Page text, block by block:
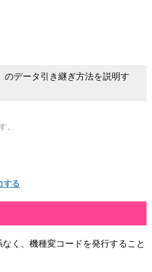
のデータ引き継ぎ方法を説明す
。
する
く、機種変コードを発行すること